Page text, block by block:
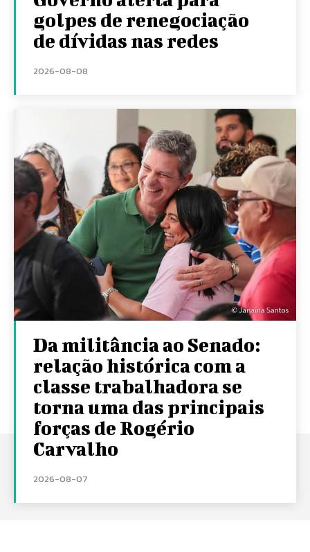
golpes de renegociação
de dívidas nas redes
2026-08-08
Da militância ao Senado:
relação histórica com a
classe trabalhadora se
torna uma das principais
forças de Rogério
Carvalho
2026-08-07